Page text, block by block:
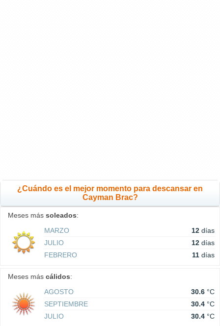
¿Cuándo es el mejor momento para descansar en
Cayman Brac?
Meses más soleados:
MARZO
12 días
JULIO
12 días
FEBRERO
11 días
Meses más cálidos:
AGOSTO
30.6 °C
SEPTIEMBRE
30.4 °C
JULIO
30.4 °C